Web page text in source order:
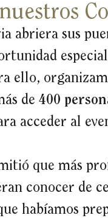
abriera sus
ello,
de400
acceder al
que más
conocer de
habíamos